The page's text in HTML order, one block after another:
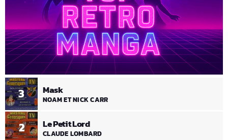
2 Le Petit Lord
CLAUDE LOMBARD
3 Mask
NOAM ET NICK CARR